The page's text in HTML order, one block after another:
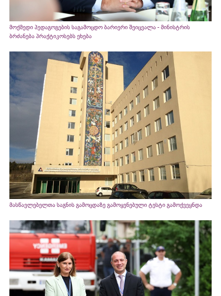
მოქმედი პედაგოგების საგამოცდო ბარიერი შეიცვალა - მინისტრის
ბრძანება პრაქტიკოსებს ეხება
მასწავლებელთა საგნის გამოცდაზე გამოყენებული ტესტი გამოქვეყნდა